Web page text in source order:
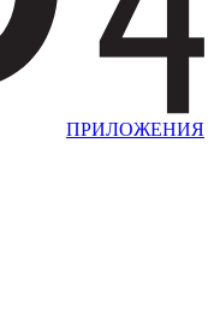
ПРИЛОЖЕНИЯ